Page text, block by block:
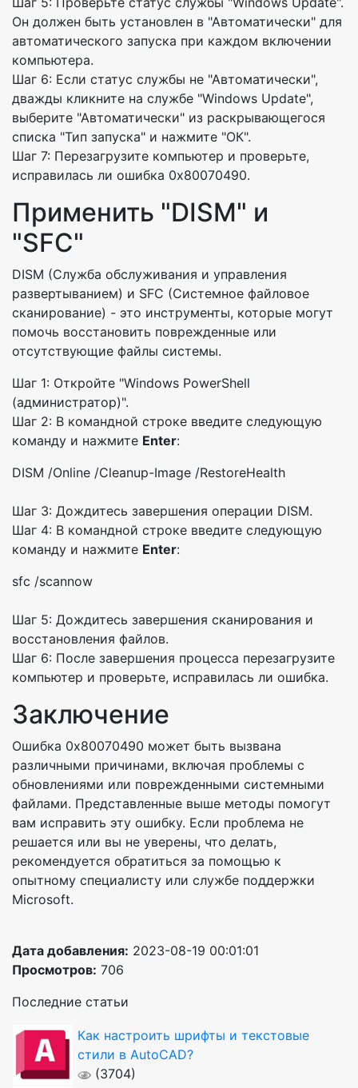
Он должен быть установлен в "Автоматически" для
автоматического запуска при каждом включении
компьютера.
Шаг 6: Если статус службы не "Автоматически",
дважды кликните на службе "Windows Update",
выберите "Автоматически" из раскрывающегося
списка "Тип запуска" и нажмите "ОК".
Шаг 7: Перезагрузите компьютер и проверьте,
исправилась ли ошибка 0x80070490.
Применить "DISM" и
"SFC"
DISM (Служба обслуживания и управления
развертыванием) и SFC (Системное файловое
сканирование) - это инструменты, которые могут
помочь восстановить поврежденные или
отсутствующие файлы системы.
Шаг 1: Откройте "Windows PowerShell
(администратор)".
Шаг 2: В командной строке введите следующую
команду и нажмите Enter:
DISM /Online /Cleanup-Image /RestoreHealth
Шаг 3: Дождитесь завершения операции DISM.
Шаг 4: В командной строке введите следующую
команду и нажмите Enter:
sfc /scannow
Шаг 5: Дождитесь завершения сканирования и
восстановления файлов.
Шаг 6: После завершения процесса перезагрузите
компьютер и проверьте, исправилась ли ошибка.
Заключение
Ошибка 0x80070490 может быть вызвана
различными причинами, включая проблемы с
обновлениями или поврежденными системными
файлами. Представленные выше методы помогут
вам исправить эту ошибку. Если проблема не
решается или вы не уверены, что делать,
рекомендуется обратиться за помощью к
опытному специалисту или службе поддержки
Microsoft.
Дата добавления: 2023-08-19 00:01:01
Просмотров: 706
Последние статьи
Как настроить шрифты и текстовые
стили в AutoCAD?
(3704)